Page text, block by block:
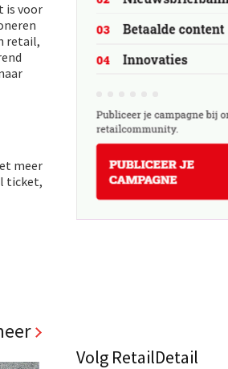
is voor
retail,
meer
ticket,
Volg RetailDetail